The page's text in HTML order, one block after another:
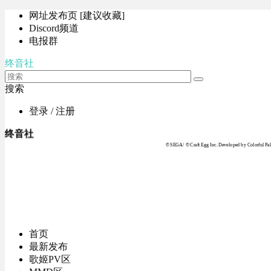
网址发布页 [建议收藏]
Discord频道
电报群
终音社
搜索
登录 / 注册
终音社
© SEGA / © Craft Egg Inc. Developed by Colorful
首页
最新发布
歌姬PV区